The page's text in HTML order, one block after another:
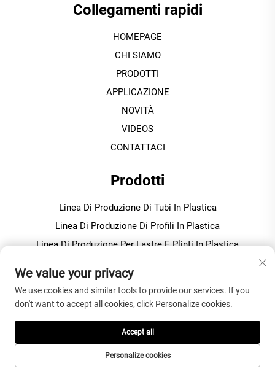
Collegamenti rapidi
HOMEPAGE
CHI SIAMO
PRODOTTI
APPLICAZIONE
NOVITÀ
VIDEOS
CONTATTACI
Prodotti
Linea Di Produzione Di Tubi In Plastica
Linea Di Produzione Di Profili In Plastica
Linea Di Produzione Per Lastre E Plinti In Plastica
INFORMAZIONI SULL'AZIENDA
Informativa sulla privacy
We value your privacy
We use cookies and similar tools to provide our services. If you
don't want to accept all cookies, click Personalize cookies.
Personalize cookies
Accept all